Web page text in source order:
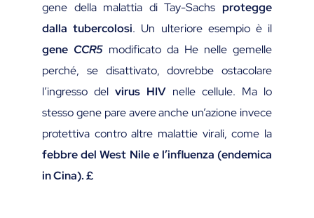
gene della malattia di Tay-Sachs protegge
dalla tubercolosi. Un ulteriore esempio è il
gene CCR5 modificato da He nelle gemelle
perché, se disattivato, dovrebbe ostacolare
l’ingresso delvirus HIVnelle cellule. Ma lo
stesso gene pare avere anche un’azione invece
protettiva contro altre malattie virali, come la
febbre del West Nile e l’influenza (endemica
in Cina). £